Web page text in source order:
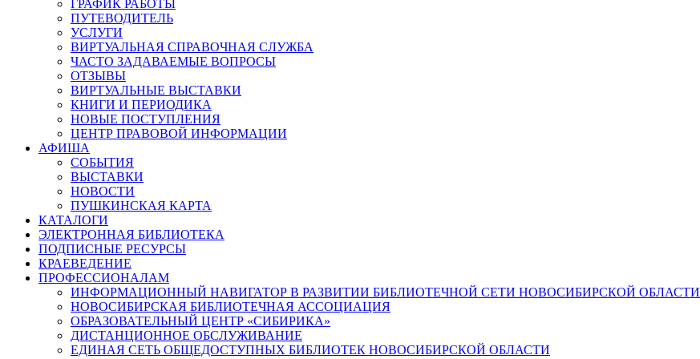
ГРАФИК РАБОТЫ
ПУТЕВОДИТЕЛЬ
УСЛУГИ
ВИРТУАЛЬНАЯ СПРАВОЧНАЯ СЛУЖБА
ЧАСТО ЗАДАВАЕМЫЕ ВОПРОСЫ
ОТЗЫВЫ
ВИРТУАЛЬНЫЕ ВЫСТАВКИ
КНИГИ И ПЕРИОДИКА
НОВЫЕ ПОСТУПЛЕНИЯ
ЦЕНТР ПРАВОВОЙ ИНФОРМАЦИИ
АФИША
СОБЫТИЯ
ВЫСТАВКИ
НОВОСТИ
ПУШКИНСКАЯ КАРТА
КАТАЛОГИ
ЭЛЕКТРОННАЯ БИБЛИОТЕКА
ПОДПИСНЫЕ РЕСУРСЫ
КРАЕВЕДЕНИЕ
ПРОФЕССИОНАЛАМ
ИНФОРМАЦИОННЫЙ НАВИГАТОР В РАЗВИТИИ БИБЛИОТЕЧНОЙ СЕТИ НОВОСИБИРСКОЙ ОБЛАСТИ
НОВОСИБИРСКАЯ БИБЛИОТЕЧНАЯ АССОЦИАЦИЯ
ОБРАЗОВАТЕЛЬНЫЙ ЦЕНТР «СИБИРИКА»
ДИСТАНЦИОННОЕ ОБСЛУЖИВАНИЕ
ЕДИНАЯ СЕТЬ ОБЩЕДОСТУПНЫХ БИБЛИОТЕК НОВОСИБИРСКОЙ ОБЛАСТИ